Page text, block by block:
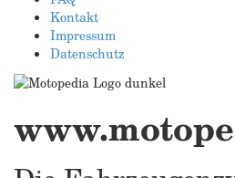
Kontakt
Impressum
Datenschutz